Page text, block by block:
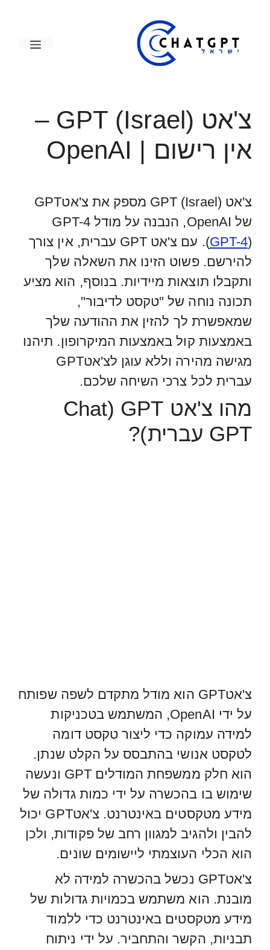
תפריט
צ'אט GPT (Israel) –
אין רישום | OpenAI
צ'אט GPT (Israel) מספק את צ'אטGPT
של OpenAI, הנבנה על מודל GPT-4
(GPT-4
). עם צ'אט GPT עברית, אין צורך
להירשם. פשוט הזינו את השאלה שלך
ותקבלו תוצאות מיידיות. בנוסף, הוא מציע
תכונה נוחה של "טקסט לדיבור",
שמאפשרת לך להזין את ההודעה שלך
באמצעות קול באמצעות המיקרופון. תיהנו
מגישה מהירה וללא עוגן לצ'אטGPT
עברית לכל צרכי השיחה שלכם.
מהו צ'אט GPT (Chat
GPT עברית)?
צ'אטGPT הוא מודל מתקדם לשפה שפותח
על ידי OpenAI, המשתמש בטכניקות
למידה עמוקה כדי ליצור טקסט דומה
לטקסט אנושי בהתבסס על הקלט שנתן.
הוא חלק ממשפחת המודלים GPT ונעשה
שימוש בו בהכשרה על ידי כמות גדולה של
מידע מטקסטים באינטרנט. צ'אטGPT יכול
להבין ולהגיב למגוון רחב של פקודות, ולכן
הוא הכלי העוצמתי ליישומים שונים.
צ'אטGPT נכשל בהכשרה למידה לא
מובנת. הוא משתמש בכמויות גדולות של
מידע מטקסטים באינטרנט כדי ללמוד
תבניות, הקשר והתחביר. על ידי ניתוח